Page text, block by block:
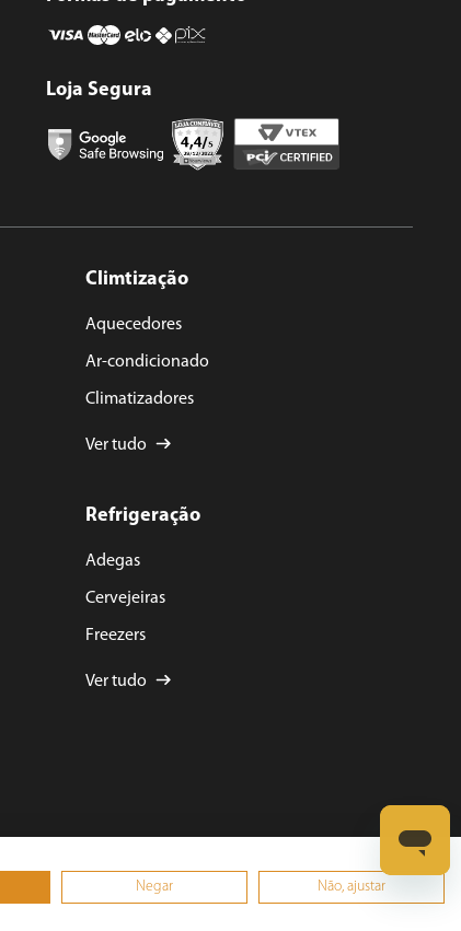
Loja Segura
Climtização
Aquecedores
Ar-condicionado
Climatizadores
Ver tudo
Refrigeração
Adegas
Cervejeiras
Freezers
Ver tudo
Negar Não, ajustar